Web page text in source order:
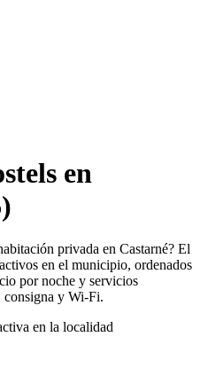
en
privada en Castarné? El
en el municipio, ordenados
por noche y servicios
consigna y Wi-Fi.
en la localidad